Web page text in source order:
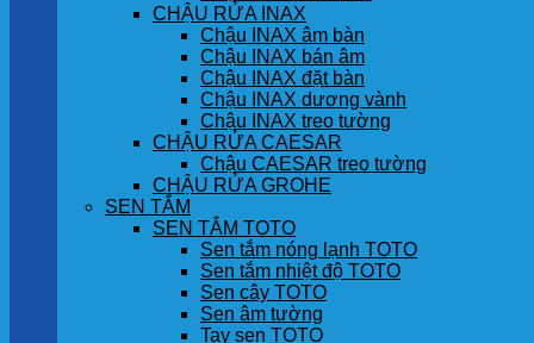
CHẬU RỬA INAX
Chậu INAX âm bàn
Chậu INAX bán âm
Chậu INAX đặt bàn
Chậu INAX dương vành
Chậu INAX treo tường
CHẬU RỬA CAESAR
Chậu CAESAR treo tường
CHẬU RỬA GROHE
SEN TẮM
SEN TẮM TOTO
Sen tắm nóng lạnh TOTO
Sen tắm nhiệt độ TOTO
Sen cây TOTO
Sen âm tường
Tay sen TOTO